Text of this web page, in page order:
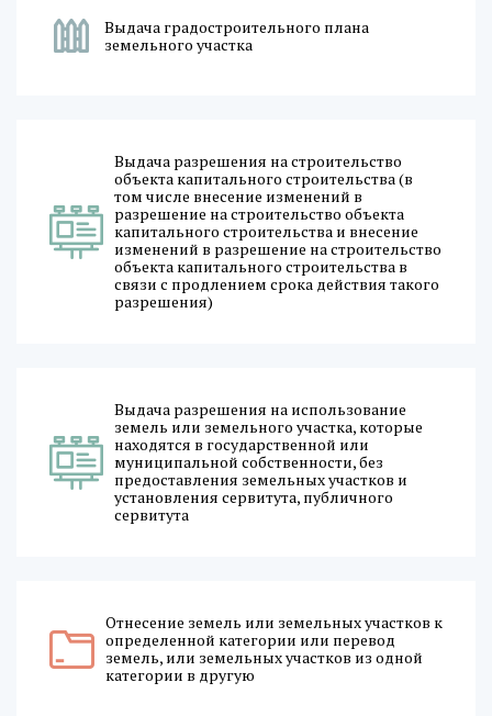
Выдача градостроительного плана
земельного участка
Выдача разрешения на строительство
объекта капитального строительства (в
том числе внесение изменений в
разрешение на строительство объекта
капитального строительства и внесение
изменений в разрешение на строительство
объекта капитального строительства в
связи с продлением срока действия такого
разрешения)
Выдача разрешения на использование
земель или земельного участка, которые
находятся в государственной или
муниципальной собственности, без
предоставления земельных участков и
установления сервитута, публичного
сервитута
Отнесение земель или земельных участков к
определенной категории или перевод
земель, или земельных участков из одной
категории в другую